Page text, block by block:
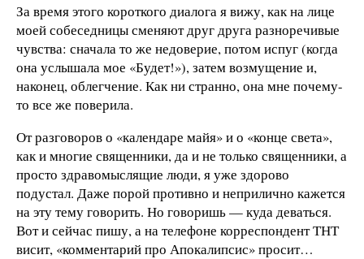
За время этого короткого диалога я вижу, как на лице
моей собеседницы сменяют друг друга разноречивые
чувства: сначала то же недоверие, потом испуг (когда
она услышала мое «Будет!»), затем возмущение и,
наконец, облегчение. Как ни странно, она мне почему-
то все же поверила.
От разговоров о «календаре майя» и о «конце света»,
как и многие священники, да и не только священники, а
просто здравомыслящие люди, я уже здорово
подустал. Даже порой противно и неприлично кажется
на эту тему говорить. Но говоришь — куда деваться.
Вот и сейчас пишу, а на телефоне корреспондент ТНТ
висит, «комментарий про Апокалипсис» просит…